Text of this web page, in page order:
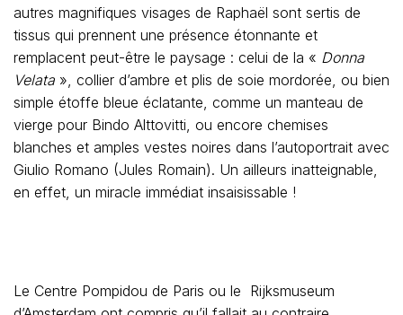
autres magnifiques visages de Raphaël sont sertis de
tissus qui prennent une présence étonnante et
remplacent peut-être le paysage : celui de la « Donna
Velata », collier d’ambre et plis de soie mordorée, ou bien
simple étoffe bleue éclatante, comme un manteau de
vierge pour Bindo Alttovitti, ou encore chemises
blanches et amples vestes noires dans l’autoportrait avec
Giulio Romano (Jules Romain). Un ailleurs inatteignable,
en effet, un miracle immédiat insaisissable !
Le Centre Pompidou de Paris ou le Rijksmuseum